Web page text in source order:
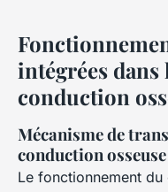
intégrées dans
conduction
Mécanisme de
conduction osseuse
Le fonctionnement